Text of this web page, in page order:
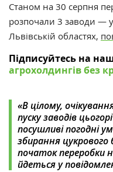
Станом на 30 серпня
розпочали 3 заводи — у
Львівській областях,
Підписуйтесь на
агрохолдингів без
«В цілому,
пуску заводів
посушливі погодні
збирання цукрового
початок переробки
йдеться у